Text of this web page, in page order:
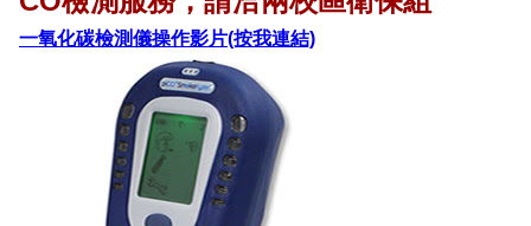
一氧化碳檢測儀操作影片(按我連結)